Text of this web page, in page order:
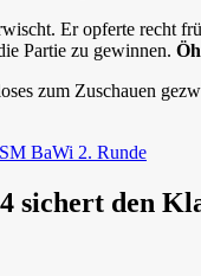
Er opferte recht
Partie zu gewinnen.
zum Zuschauen
SM BaWi 2. Runde
sichert den